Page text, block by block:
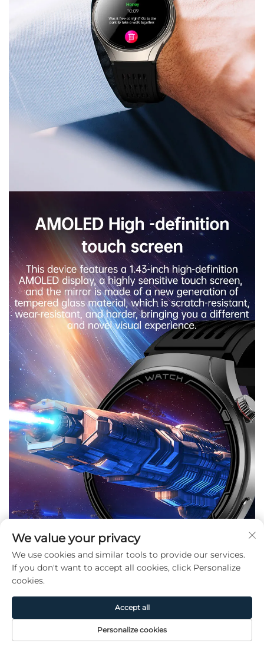
Page
Produit De CONTACT
We value your privacy
We use cookies and similar tools to provide our services.
If you don't want to accept all cookies, click Personalize
cookies.
Personalize cookies
Accept all